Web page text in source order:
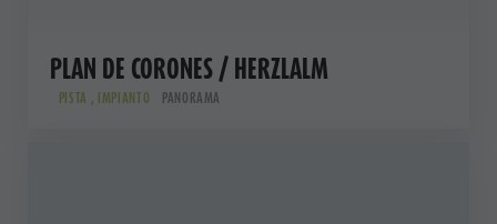
PLAN DE CORONES / HERZLALM
PISTA , IMPIANTO PANORAMA